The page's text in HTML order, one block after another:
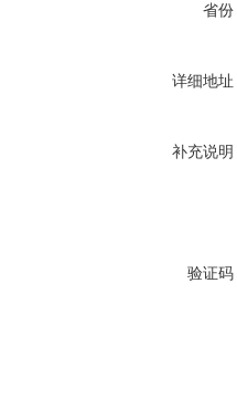
省份
详细地址
补充说明
验证码